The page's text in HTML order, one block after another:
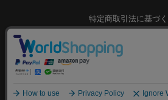
特定商取引法に基づ
ご利用規約
Copyright © YOKOHAMA DeNA